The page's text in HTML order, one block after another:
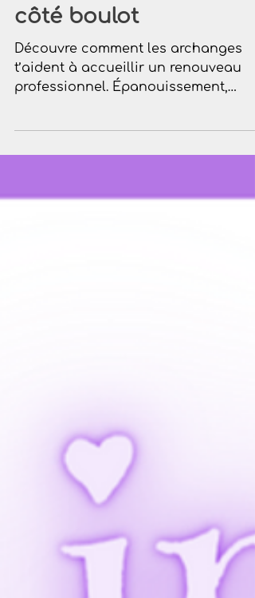
entendre maintenant
côté boulot
Découvre comment les archanges
t’aident à accueillir un renouveau
guidance divine et sérénité
t’attendent.